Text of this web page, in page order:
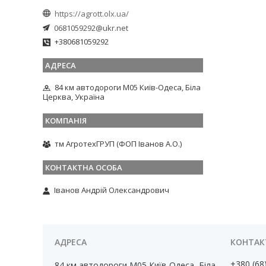
https://agrott.olx.ua/
0681059292@ukr.net
+380681059292
84 км автодороги М05 Київ-Одеса, Біла
Церква, Україна
тм АгротехГРУП (ФОП Іванов А.О.)
Іванов Андрій Олександрович